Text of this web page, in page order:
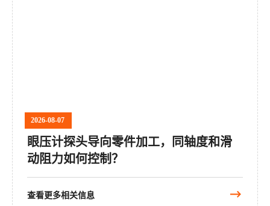
2026-08-07
眼压计探头导向零件加工，同轴度和滑
动阻力如何控制？
查看更多相关信息